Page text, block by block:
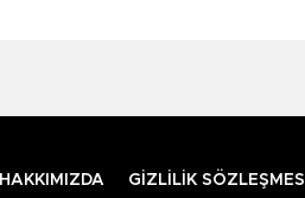
HAKKIMIZDA GİZLİLİK SÖZLEŞMESİ